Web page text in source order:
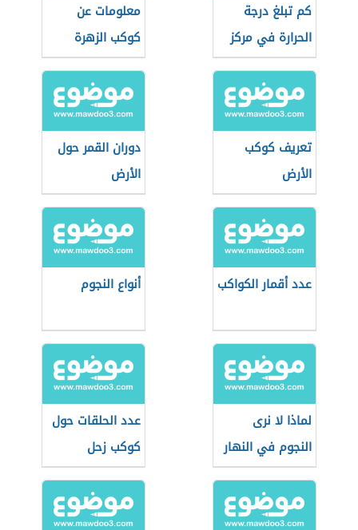
كم تبلغ درجة
الحرارة في مركز
الشمس
معلومات عن
كوكب الزهرة
تعريف كوكب
الأرض
دوران القمر حول
الأرض
عدد أقمار الكواكب أنواع النجوم
لماذا لا نرى
النجوم في النهار
عدد الحلقات حول
كوكب زحل